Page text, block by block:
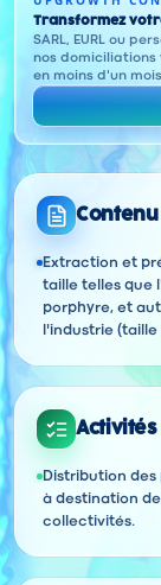
Transformez
SARL, EURL ou
nos domiciliations
en moins d'un
Extraction et
taille telles que
porphyre, et
l'industrie
Distribution des
à destination
collectivités.